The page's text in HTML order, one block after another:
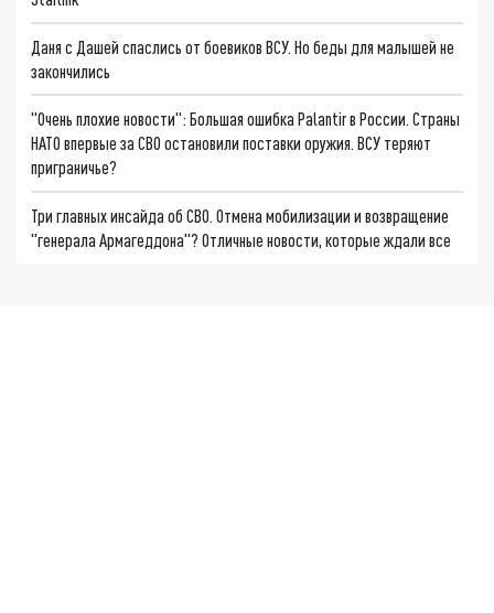
Даня с Дашей спаслись от боевиков ВСУ. Но беды для малышей не
закончились
"Очень плохие новости": Большая ошибка Palantir в России. Страны
НАТО впервые за СВО остановили поставки оружия. ВСУ теряют
приграничье?
Три главных инсайда об СВО. Отмена мобилизации и возвращение
"генерала Армагеддона"? Отличные новости, которые ждали все